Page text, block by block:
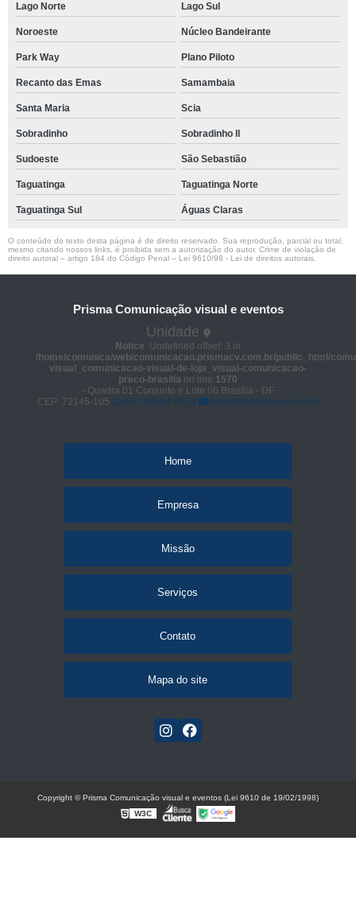
Lago Norte Lago Sul
Noroeste Núcleo Bandeirante
Park Way Plano Piloto
Recanto das Emas Samambaia
Santa Maria Scia
Sobradinho Sobradinho ll
Sudoeste São Sebastião
Taguatinga Taguatinga Norte
Taguatinga Sul Águas Claras
O conteúdo do texto desta página é de direito reservado. Sua reprodução, parcial ou total,
mesmo citando nossos links, é proibida sem a autorização do autor. Crime de violação de
direito autoral – artigo 184 do Código Penal – Lei 9610/98 - Lei de direitos autorais
Prisma Comunicação visual e eventos
Unidade
Notice: Undefined offset: 3 in
/home/comunica/web/comunicacao.prismacv.com.br/public_html/
visual_comunicacao-visual-de-loja_visual-comunicacao-
preco-brasilia on line 1570
- Quadra 01 Conjunto e Lote 06 Brasília - DF
CEP: 72145-105
(61) 98664-2818 prisma@prismacv.com.br
Home
Empresa
Missão
Serviços
Contato
Mapa do site
Copyright © Prisma Comunicação visual e eventos (Lei 9610 de 19/02/1998)
W3C